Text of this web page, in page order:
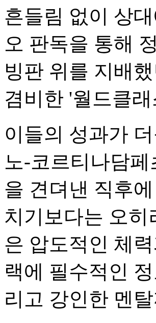
흔들림 없이 상
오 판독을 통해
빙판 위를 지배
겸비한 '월드클
이들의 성과가
노-코르티나담
을 견뎌낸 직후
치기보다는 오
은 압도적인 체
랙에 필수적인
리고 강인한 멘